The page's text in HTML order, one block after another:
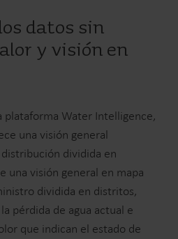
datos sin
y visión en
plataforma Water Intelligence,
una visión general
dividida en
una visión general en mapa
dividida en distritos,
pérdida de agua actual e
que indican el estado de